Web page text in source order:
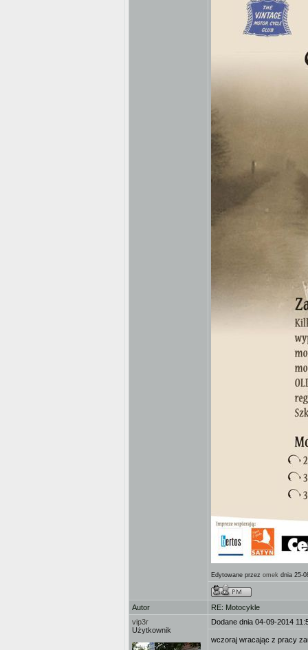
Edytowane przez omek dnia 25-
Autor
RE: Motocykle
vip3r
Użytkownik
Dodane dnia 04-09-2014
wczoraj wracając z pracy